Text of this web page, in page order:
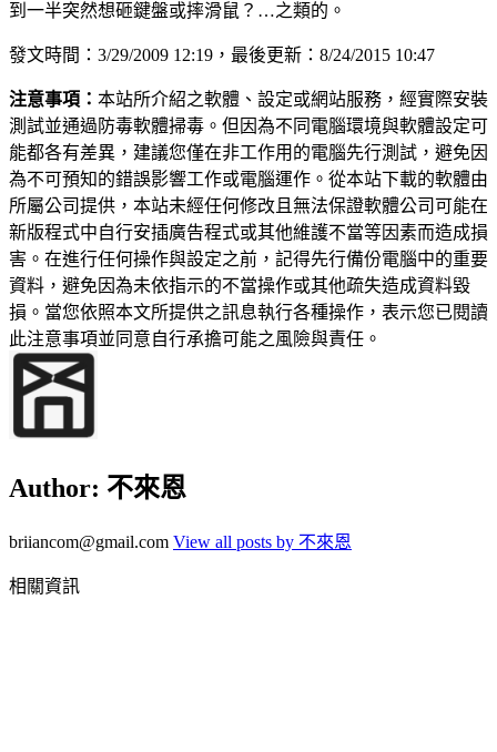
到一半突然想砸鍵盤或摔滑鼠？…之類的。
發文時間：3/29/2009 12:19，最後更新：8/24/2015 10:47
注意事項： 本站所介紹之軟體、設定或網站服務，經實際安裝
測試並通過防毒軟體掃毒。但因為不同電腦環境與軟體設定可
能都各有差異，建議您僅在非工作用的電腦先行測試，避免因
為不可預知的錯誤影響工作或電腦運作。從本站下載的軟體由
所屬公司提供，本站未經任何修改且無法保證軟體公司可能在
新版程式中自行安插廣告程式或其他維護不當等因素而造成損
害。在進行任何操作與設定之前，記得先行備份電腦中的重要
資料，避免因為未依指示的不當操作或其他疏失造成資料毀
損。當您依照本文所提供之訊息執行各種操作，表示您已閱讀
此注意事項並同意自行承擔可能之風險與責任。
Author: 不來恩
briiancom@gmail.com View all posts by 不來恩
相關資訊